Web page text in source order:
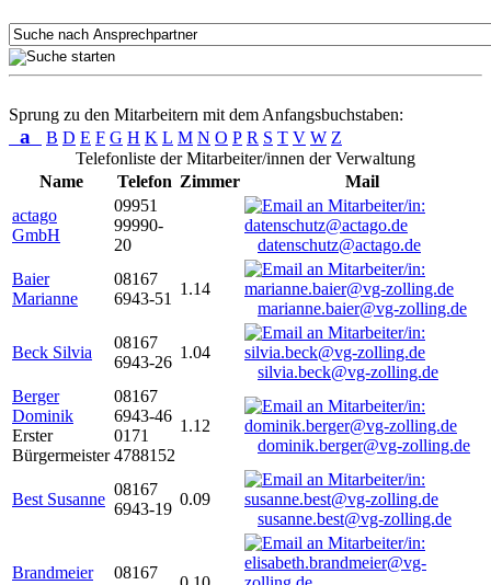
Sprung zu den Mitarbeitern mit dem Anfangsbuchstaben:
a B D E F G H K L M N O P R S T V W Z
Telefonliste der Mitarbeiter/innen der Verwaltung
Name
Telefon Zimmer
Mail
actago
GmbH
09951
99990-
20
datenschutz@actago.de
Baier
Marianne
08167
6943-51
1.14
marianne.baier@vg-zolling.de
Beck Silvia
08167
6943-26
1.04
silvia.beck@vg-zolling.de
Berger
Dominik
Erster
Bürgermeister
08167
6943-46
0171
4788152
1.12
dominik.berger@vg-zolling.de
Best Susanne
08167
6943-19
0.09
susanne.best@vg-zolling.de
Brandmeier
08167